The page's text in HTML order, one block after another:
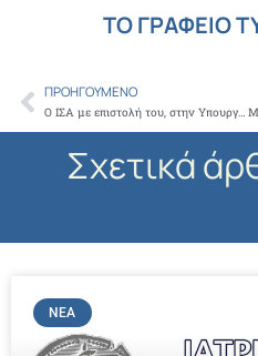
ΤΟ ΓΡΑΦΕΙΟ
Prev
ΠΡΟΗΓΟΎΜΕΝΟ
Ο ΙΣΑ με επιστολή του, στην Υπουργό Εργασίας και Κοινωνικής Ασφάλισης, ζητά την άρση του πλαφόν αποζημίωσης, για τους ιατρούς Ειδικού Σώματος των ΚΕΠΑ
Σχετικά
ΝΈΑ